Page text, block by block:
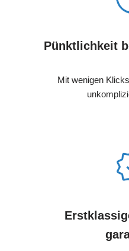
Pünktlichkeit
Mit wenigen